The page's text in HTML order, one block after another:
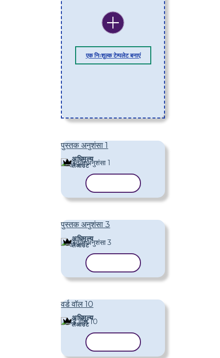
एक निःशुल्क टेम्पलेट बनाएं
पुस्तक अनुशंसा 1
अधिमूल्य
लेआउट
पुस्तक अनुशंसा 3
अधिमूल्य
लेआउट
वर्ड वॉल 10
अधिमूल्य
लेआउट